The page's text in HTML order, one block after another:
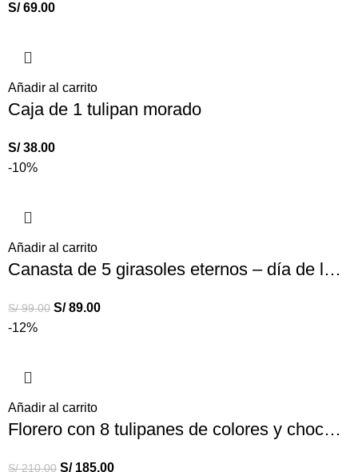
S/69.00
Añadir al carrito
Caja de 1 tulipan morado
S/38.00
-10%
Añadir al carrito
Canasta de 5 girasoles eternos – día de la mujer
S/99.00 S/89.00
-12%
Añadir al carrito
Florero con 8 tulipanes de colores y chocolate
S/210.00 S/185.00